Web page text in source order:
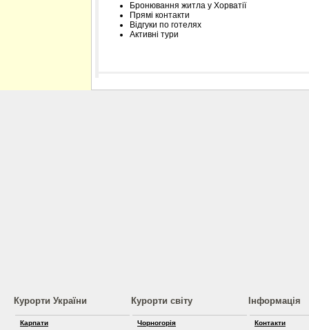
Бронювання житла у Хорватії
Прямі контакти
Відгуки по готелях
Активні тури
Розміщення інформації про готель на
Курорти України
Карпати
Курорти світу
Чорногорія
Інформація
Контакти